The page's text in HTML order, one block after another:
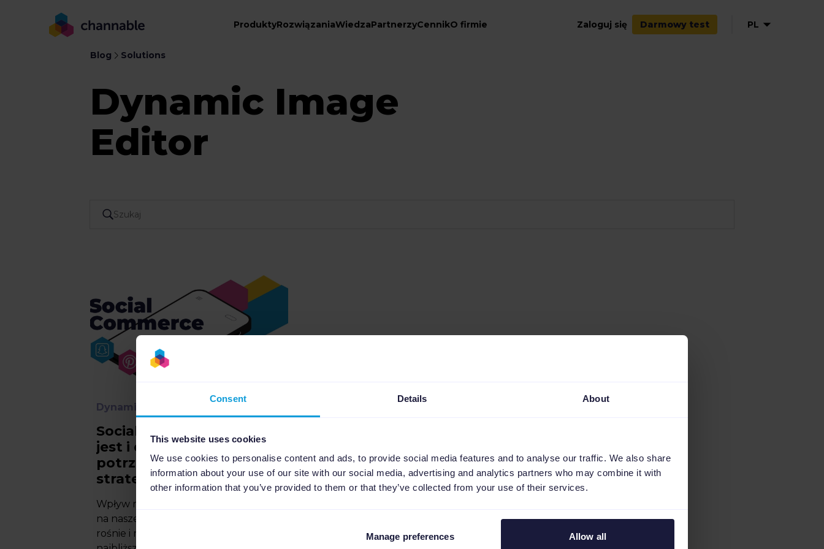
Consent Details About
This website uses cookies
We use cookies to personalise content and ads, to provide social media features and to analyse our traffic. We also share
information about your use of our site with our social media, advertising and analytics partners who may combine it with
other information that you’ve provided to them or that they’ve collected from your use of their services.
Manage preferences Allow all
ProduktyRozwiązaniaWiedzaPartnerzyCennikO firmie Zaloguj się Darmowy test PL
Blog Solutions
Dynamic Image
Editor
Dynamic Image Editor
Social commerce: czym
jest i dlaczego
potrzebujesz go w swojej
strategii eCommerce
Wpływ mediów społecznościowych
na nasze nawyki zakupowe stale
rośnie i nic nie wskazuje na to, by w